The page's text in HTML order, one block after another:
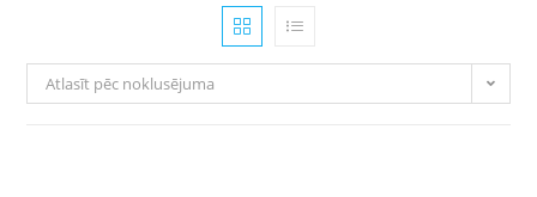
Atlasīt pēc noklusējuma